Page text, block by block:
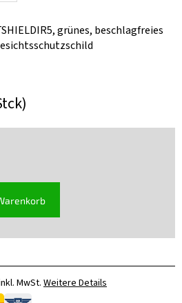
grünes, beschlagfreies
MwSt. Weitere Details